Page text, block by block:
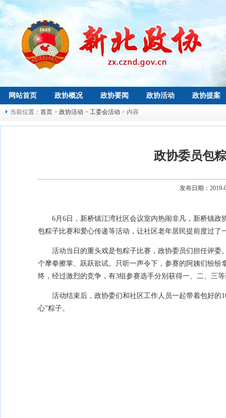
网站首页 政协概况 政协要闻 政协活动 政协提案
当前位置： 首页 > 政协活动 > 工委会活动 > 内容
政协委员包
发布日期：
6月6日，新桥镇江湾社区会议室内热闹非凡，新桥镇
包粽子比赛和爱心传递等活动，让社区老年居民提前度过了
活动当日的重头戏是包粽子比赛，政协委员们担任评
个摩拳擦掌、跃跃欲试。只听一声令下，参赛的阿姨们纷
终，经过激烈的竞争，有3组参赛选手分别获得一、二、三
活动结束后，政协委们和社区工作人员一起带着包好的
心”粽子。